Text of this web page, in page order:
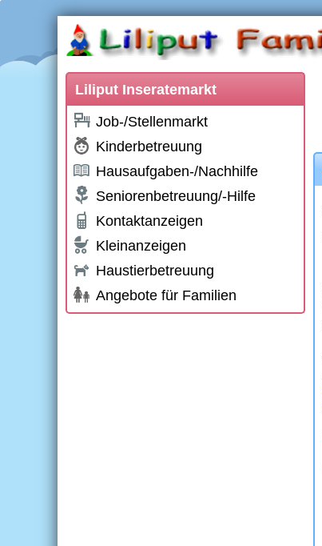
Liliput Inseratemarkt
Job-/Stellenmarkt
Kinderbetreuung
Hausaufgaben-/Nachhilfe
Seniorenbetreuung/-Hilfe
Kontaktanzeigen
Kleinanzeigen
Haustierbetreuung
Angebote für Familien